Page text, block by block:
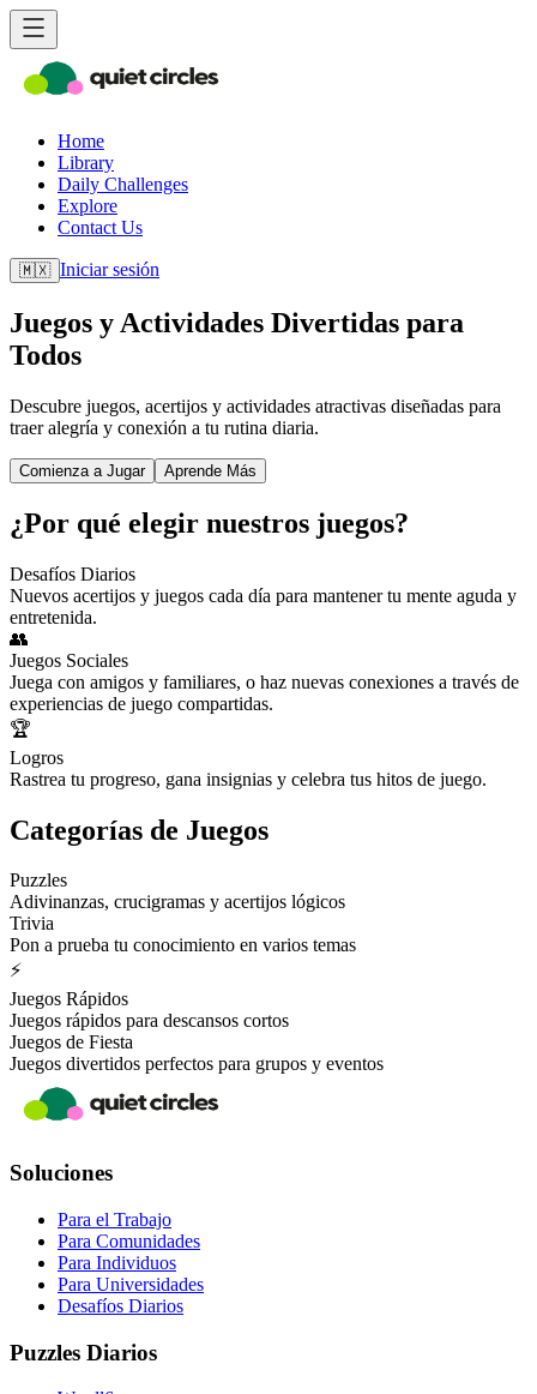
Home
Library
Daily Challenges
Explore
Contact Us
🇲🇽 Iniciar sesión
Juegos y Actividades Divertidas para
Todos
Descubre juegos, acertijos y actividades atractivas diseñadas para
traer alegría y conexión a tu rutina diaria.
Comienza a Jugar Aprende Más
¿Por qué elegir nuestros juegos?
Desafíos Diarios
Nuevos acertijos y juegos cada día para mantener tu mente aguda y
entretenida.
👥
Juegos Sociales
Juega con amigos y familiares, o haz nuevas conexiones a través de
experiencias de juego compartidas.
🏆
Logros
Rastrea tu progreso, gana insignias y celebra tus hitos de juego.
Categorías de Juegos
Puzzles
Adivinanzas, crucigramas y acertijos lógicos
Trivia
Pon a prueba tu conocimiento en varios temas
⚡
Juegos Rápidos
Juegos rápidos para descansos cortos
Juegos de Fiesta
Juegos divertidos perfectos para grupos y eventos
Soluciones
Para el Trabajo
Para Comunidades
Para Individuos
Para Universidades
Desafíos Diarios
Puzzles Diarios